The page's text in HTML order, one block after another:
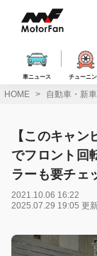
ス
車ニュース チューニ
HOME 自動車・新
【このキャ
でフロント回
ラーも要チェ
2021.10.06 16:22
2025.07.29 19:05 更